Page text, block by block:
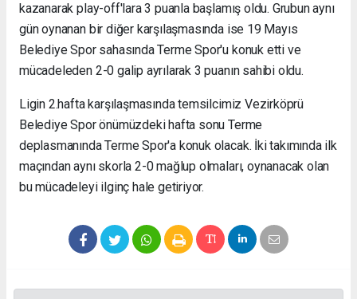
kazanarak play-off'lara 3 puanla başlamış oldu. Grubun aynı
gün oynanan bir diğer karşılaşmasında ise 19 Mayıs
Belediye Spor sahasında Terme Spor'u konuk etti ve
mücadeleden 2-0 galip ayrılarak 3 puanın sahibi oldu.
Ligin 2.hafta karşılaşmasında temsilcimiz Vezirköprü
Belediye Spor önümüzdeki hafta sonu Terme
deplasmanında Terme Spor'a konuk olacak. İki takımında ilk
maçından aynı skorla 2-0 mağlup olmaları, oynanacak olan
bu mücadeleyi ilginç hale getiriyor.